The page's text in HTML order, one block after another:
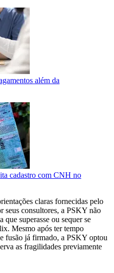
além da
cadastro com CNH no
claras fornecidas pelo
seus consultores, a PSKY não
que superasse ou sequer se
Mesmo após ter tempo
fusão já firmado, a PSKY optou
as fragilidades previamente